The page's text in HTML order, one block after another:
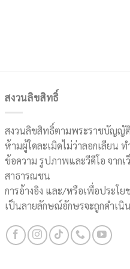
สงวนลิขสิทธิ์
สงวนลิขสิทธิ์ตามพระราชบัญญั
ห้ามผู้ใดละเมิดไม่ว่าลอกเลียน
ข้อความ รูปภาพและวีดีโอ จาก
สาธารณชน
การอ้างอิง และ/หรือเพื่อประโ
เป็นลายลักษณ์อักษรจะถูกดำเ